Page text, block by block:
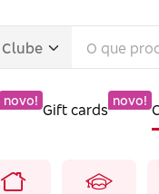
novo!
Gift cards
novo!